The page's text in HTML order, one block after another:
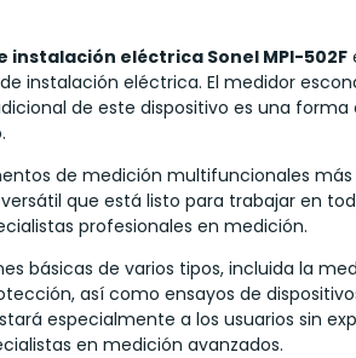
eléctrica Sonel MPI-502F
instalación eléctrica. El medidor
de este dispositivo es una
de medición multifuncionales
que está listo para trabajar en
profesionales en medición.
básicas de varios tipos, incluida la
así como ensayos de
especialmente a los usuarios sin
en medición avanzados.